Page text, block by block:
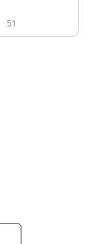
51